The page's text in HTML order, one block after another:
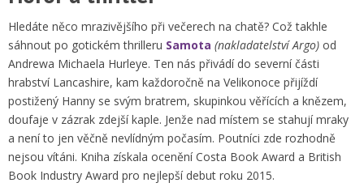
Hledáte něco mrazivějšího při večerech na chatě? Což takhle
sáhnout po gotickém thrilleru Samota (nakladatelství Argo) od
Andrewa Michaela Hurleye. Ten nás přivádí do severní části
hrabství Lancashire, kam každoročně na Velikonoce přijíždí
postižený Hanny se svým bratrem, skupinkou věřících a knězem,
doufaje v zázrak zdejší kaple. Jenže nad místem se stahují mraky
a není to jen věčně nevlídným počasím. Poutníci zde rozhodně
nejsou vítáni. Kniha získala ocenění Costa Book Award a British
Book Industry Award pro nejlepší debut roku 2015.